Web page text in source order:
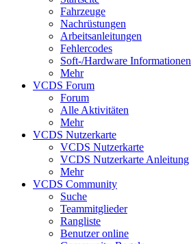
Fahrzeuge
Nachrüstungen
Arbeitsanleitungen
Fehlercodes
Soft-/Hardware Informationen
Mehr
VCDS Forum
Forum
Alle Aktivitäten
Mehr
VCDS Nutzerkarte
VCDS Nutzerkarte
VCDS Nutzerkarte Anleitung
Mehr
VCDS Community
Suche
Teammitglieder
Rangliste
Benutzer online